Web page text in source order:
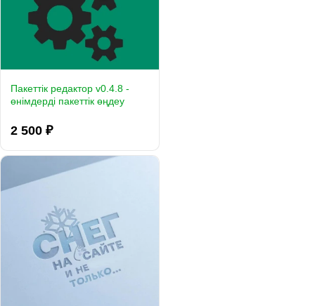
Пакеттік редактор v0.4.8 -
өнімдерді пакеттік өңдеу
2 500 ₽